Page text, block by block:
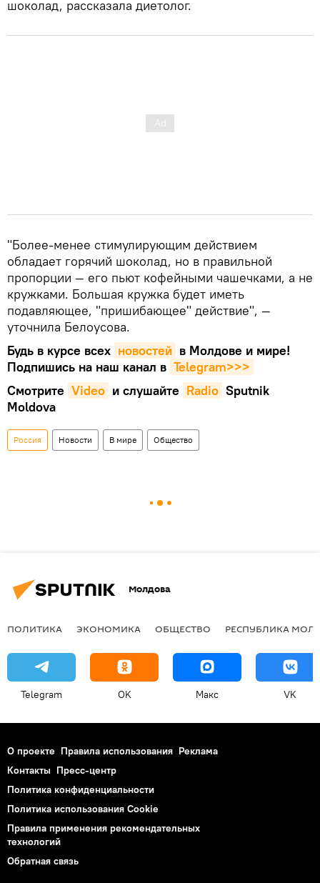
шоколад, рассказала диетолог.
"Более-менее стимулирующим действием
обладает горячий шоколад, но в правильной
пропорции — его пьют кофейными чашечками, а не
кружками. Большая кружка будет иметь
подавляющее, "пришибающее" действие", —
уточнила Белоусова.
Будь в курсе всех новостей в Молдове и мире!
Подпишись на наш канал в Telegram>>>
Смотрите Video и слушайте Radio Sputnik
Moldova
Россия Новости В мире Общество
Молдова
ПОЛИТИКА ЭКОНОМИКА ОБЩЕСТВО РЕСПУБЛИКА
Telegram OK Макс VK
О проекте Правила использования Реклама
Контакты Пресс-центр
Политика конфиденциальности
Политика использования Cookie
Правила применения рекомендательных
технологий
Обратная связь